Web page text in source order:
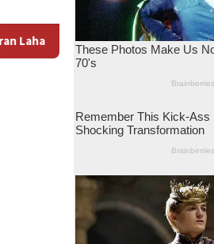
Bayang-Bayang “Makelar